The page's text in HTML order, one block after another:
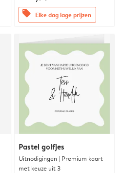
offers Elke dag lage prijzen
Pastel golfjes
Uitnodigingen | Premium kaart
met keuze uit 3